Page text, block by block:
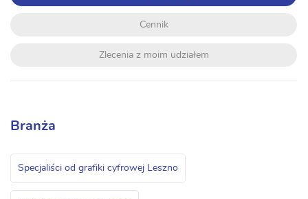
Cennik
Zlecenia z moim udziałem
Branża
Specjaliści od grafiki cyfrowej Leszno